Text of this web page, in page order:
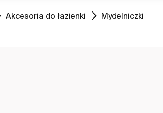
Zobacz
Akcesoria do łazienki Zobacz
Mydelniczki